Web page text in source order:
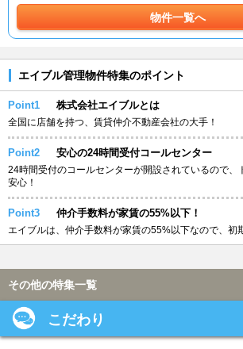
物件一覧へ
エイブル管理物件特集のポイント
Point1 株式会社エイブルとは
全国に店舗を持つ、賃貸仲介不動産会社の大手！
Point2 安心の24時間受付コールセンター
24時間受付のコールセンターが開設されているので、
安心！
Point3 仲介手数料が家賃の55%以下！
エイブルは、仲介手数料が家賃の55%以下なので、初
その他の特集一覧
こだわり